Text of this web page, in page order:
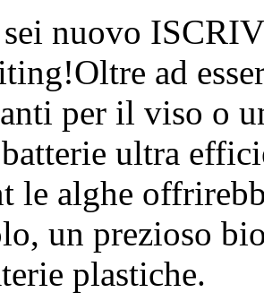
nuovo
ad
per il viso o
ultra
le alghe
un prezioso
plastiche.